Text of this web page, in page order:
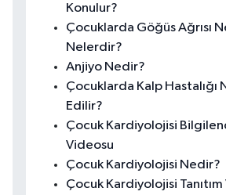
Konulur?
Çocuklarda Göğüs Ağrısı
Nelerdir?
Anjiyo Nedir?
Çocuklarda Kalp Hastalığı
Edilir?
Çocuk Kardiyolojisi
Videosu
Çocuk Kardiyolojisi Nedir?
Çocuk Kardiyolojisi